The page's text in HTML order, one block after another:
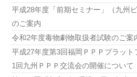
平成28年度「前期セミナー」（九州
のご案内
令和2年度毒物劇物取扱者試験のご案
平成27年度第3回福岡ＰＰＰプラッ
1回九州ＰＰＰ交流会の開催について